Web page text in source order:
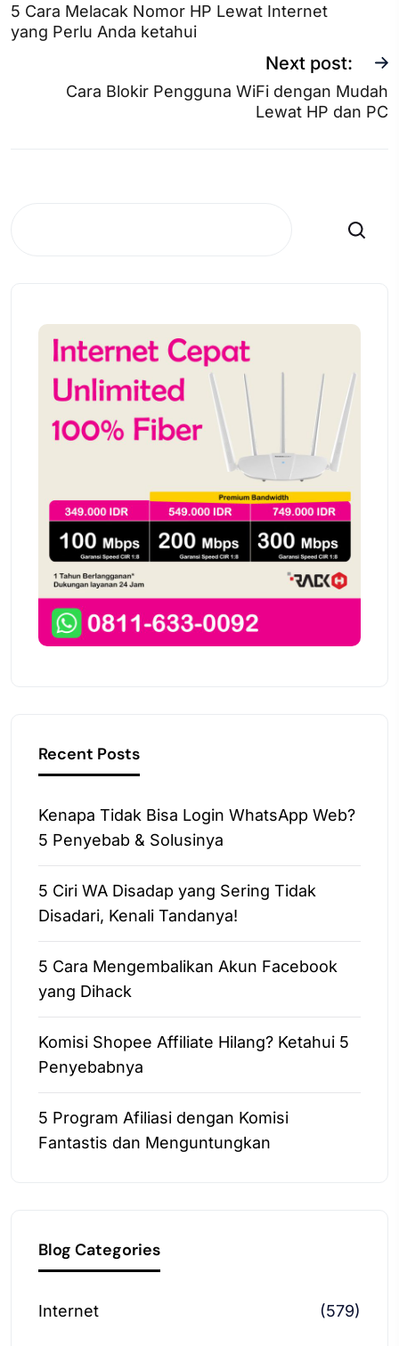
5 Cara Melacak Nomor HP Lewat Internet
yang Perlu Anda ketahui
Next post:
Cara Blokir Pengguna WiFi dengan Mudah
Lewat HP dan PC
Search
Recent Posts
Kenapa Tidak Bisa Login WhatsApp Web?
5 Penyebab & Solusinya
5 Ciri WA Disadap yang Sering Tidak
Disadari, Kenali Tandanya!
5 Cara Mengembalikan Akun Facebook
yang Dihack
Komisi Shopee Affiliate Hilang? Ketahui 5
Penyebabnya
5 Program Afiliasi dengan Komisi
Fantastis dan Menguntungkan
Blog Categories
Internet (579)